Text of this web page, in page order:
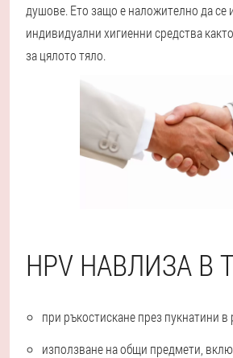
душове. Ето защо е наложително да се
индивидуални хигиенни средства
за цялото тяло.
HPV НАВЛИЗА В
при ръкостискане през пукнатини в
използване на общи предмети,